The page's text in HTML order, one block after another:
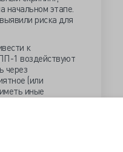
начальном этапе.
риска для
к
1 воздействуют
через
(или
иные
уменьшать
алкоголя и
ли они каким-
нарушить ее